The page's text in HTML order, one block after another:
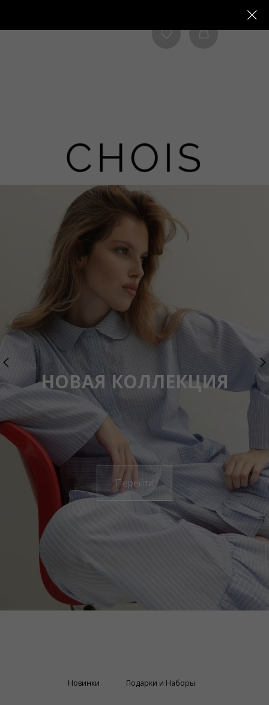
Бесплатная
НОВАЯ КОЛЛЕКЦИЯ
Перейти
Новинки Подарки и Наборы